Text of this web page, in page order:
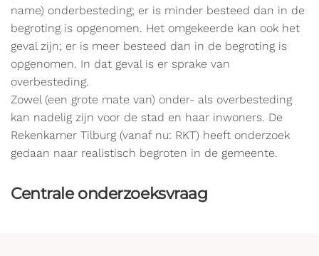
name) onderbesteding; er is minder besteed dan in de
begroting is opgenomen. Het omgekeerde kan ook het
geval zijn; er is meer besteed dan in de begroting is
opgenomen. In dat geval is er sprake van
overbesteding.
Zowel (een grote mate van) onder- als overbesteding
kan nadelig zijn voor de stad en haar inwoners. De
Rekenkamer Tilburg (vanaf nu: RKT) heeft onderzoek
gedaan naar realistisch begroten in de gemeente.
Centrale onderzoeksvraag